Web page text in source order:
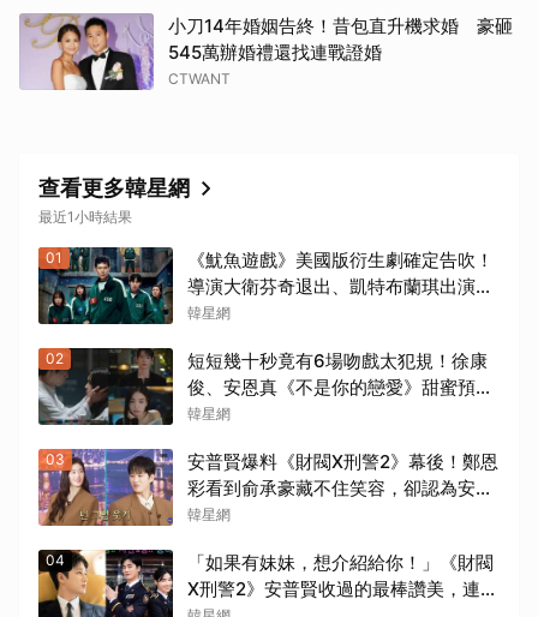
小刀14年婚姻告終！昔包直升機求婚 豪砸
545萬辦婚禮還找連戰證婚
CTWANT
查看更多韓星網
最近1小時結果
01
《魷魚遊戲》美國版衍生劇確定告吹！
導演大衛芬奇退出、凱特布蘭琪出演傳
聞也破局
韓星網
02
短短幾十秒竟有6場吻戲太犯規！徐康
俊、安恩真《不是你的戀愛》甜蜜預告
公開，網友直呼：太期待了！
韓星網
03
安普賢爆料《財閥X刑警2》幕後！鄭恩
彩看到俞承豪藏不住笑容，卻認為安普
賢只是「搞笑男」
韓星網
04
「如果有妹妹，想介紹給你！」《財閥
X刑警2》安普賢收過的最棒讚美，連哥